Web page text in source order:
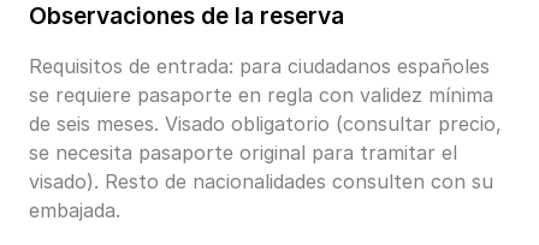
Observaciones de la reserva
Requisitos de entrada: para ciudadanos españoles
se requiere pasaporte en regla con validez mínima
de seis meses. Visado obligatorio (consultar precio,
se necesita pasaporte original para tramitar el
visado). Resto de nacionalidades consulten con su
embajada.